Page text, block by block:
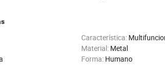
Característica:
Material: Metal
Forma: Humano